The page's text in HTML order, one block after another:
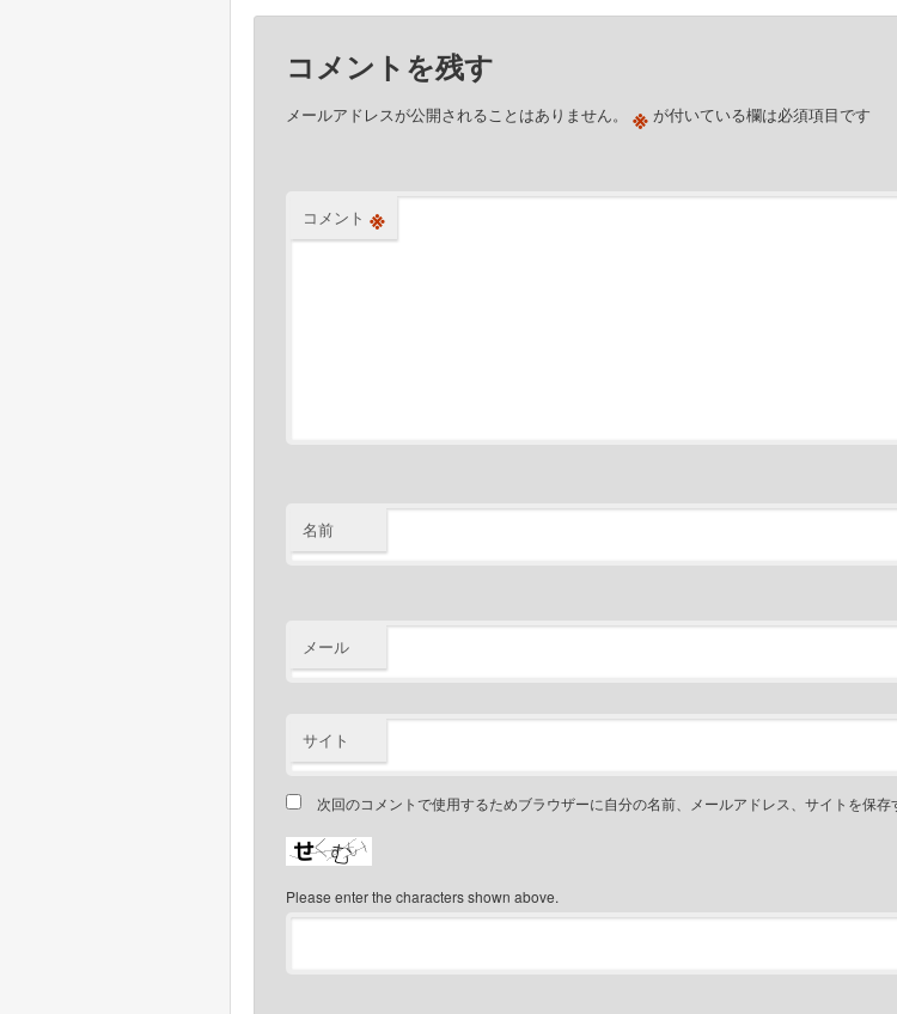
コメントを残す
メールアドレスが公開されることはありません。 ※ が付いている欄は必須項目です
コメント ※
名前
メール
サイト
次回のコメントで使用するためブラウザーに自分の名前、メールアドレス、サイトを保存
Please enter the characters shown above.